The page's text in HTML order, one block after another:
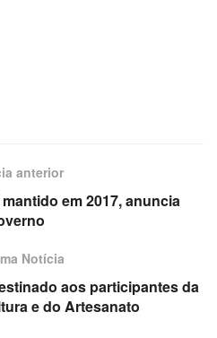
anterior
em 2017, anuncia
Notícia
aos participantes da
e do Artesanato